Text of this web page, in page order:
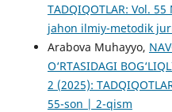
TADQIQOTLAR: Vol.
jahon ilmiy-metodik
Arabova Muhayyo,
O‘RTASIDAGI
2 (2025):
55-son | 2-qism